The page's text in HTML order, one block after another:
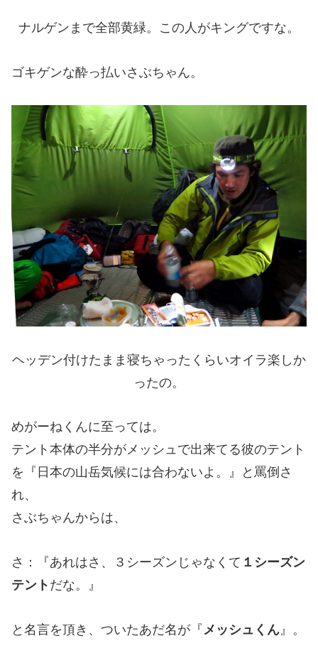
ナルゲンまで全部黄緑。この人がキングですな。
ゴキゲンな酔っ払いさぶちゃん。
ヘッデン付けたまま寝ちゃったくらいオイラ楽しか
ったの。
めがーねくんに至っては。
テント本体の半分がメッシュで出来てる彼のテント
を『日本の山岳気候には合わないよ。』と罵倒さ
れ、
さぶちゃんからは、
さ：『あれはさ、３シーズンじゃなくて １シーズン
テント だな。』
と名言を頂き、ついたあだ名が『 メッシュくん 』。